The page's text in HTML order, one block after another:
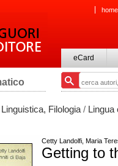
home
eCard
Filologia / Lingua
Cetty Landolfi, Maria
Getting to